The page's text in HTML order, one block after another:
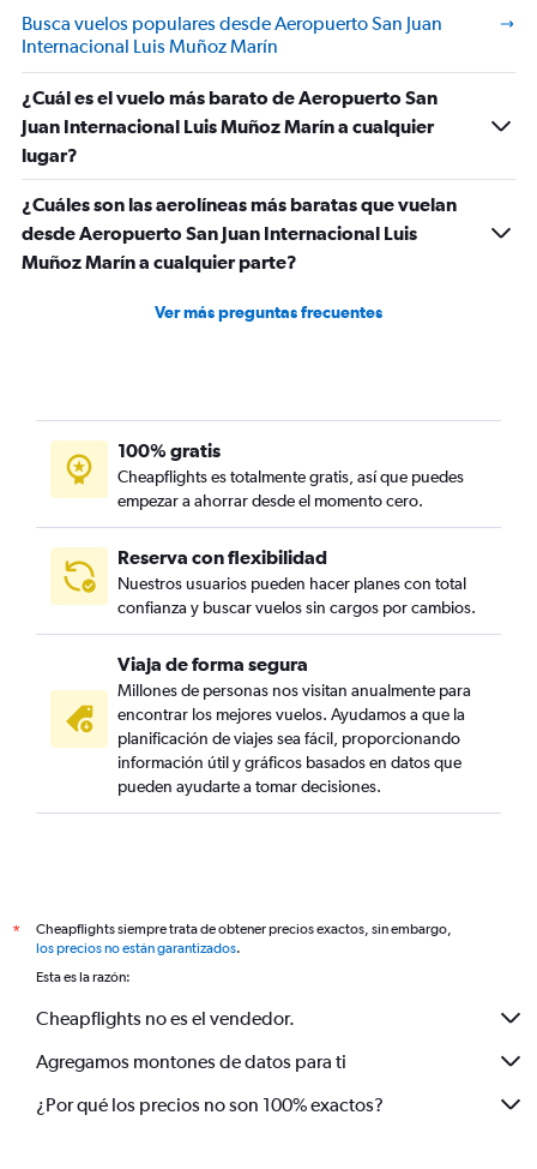
Busca vuelos populares desde Aeropuerto San Juan
Internacional Luis Muñoz Marín
¿Cuál es el vuelo más barato de Aeropuerto San
Juan Internacional Luis Muñoz Marín a cualquier
lugar?
¿Cuáles son las aerolíneas más baratas que vuelan
desde Aeropuerto San Juan Internacional Luis
Muñoz Marín a cualquier parte?
Ver más preguntas frecuentes
100% gratis
Cheapflights es totalmente gratis, así que puedes
empezar a ahorrar desde el momento cero.
Reserva con flexibilidad
Nuestros usuarios pueden hacer planes con total
confianza y buscar vuelos sin cargos por cambios.
Viaja de forma segura
Millones de personas nos visitan anualmente para
encontrar los mejores vuelos. Ayudamos a que la
planificación de viajes sea fácil, proporcionando
información útil y gráficos basados en datos que
pueden ayudarte a tomar decisiones.
*
Cheapflights siempre trata de obtener precios exactos, sin embargo,
los precios no están garantizados.
Esta es la razón:
Cheapflights no es el vendedor.
Agregamos montones de datos para ti
¿Por qué los precios no son 100% exactos?